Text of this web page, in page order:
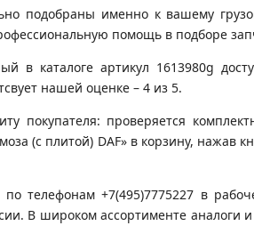
подобраны именно к вашему
помощь в подборе
в каталоге артикул 1613980g
нашей оценке – 4 из 5.
покупателя: проверяется
(с плитой) DAF» в корзину, нажав
телефонам +7(495)7775227 в
В широком ассортименте аналоги